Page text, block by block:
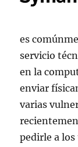
es
servicio
en la
enviar
varias
pedirle a